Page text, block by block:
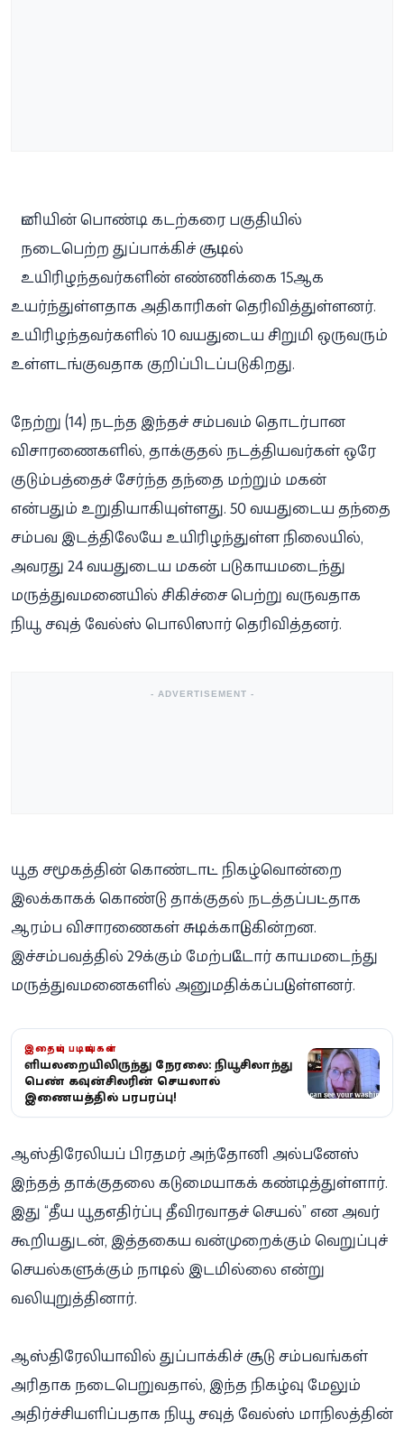
ட்னியின் பொண்டி கடற்கரை பகுதியில்
நடைபெற்ற துப்பாக்கிச் சூட்டில்
உயிரிழந்தவர்களின் எண்ணிக்கை 15ஆக
உயர்ந்துள்ளதாக அதிகாரிகள் தெரிவித்துள்ளனர்.
உயிரிழந்தவர்களில் 10 வயதுடைய சிறுமி ஒருவரும்
உள்ளடங்குவதாக குறிப்பிடப்படுகிறது.
நேற்று (14) நடந்த இந்தச் சம்பவம் தொடர்பான
விசாரணைகளில், தாக்குதல் நடத்தியவர்கள் ஒரே
குடும்பத்தைச் சேர்ந்த தந்தை மற்றும் மகன்
என்பதும் உறுதியாகியுள்ளது. 50 வயதுடைய தந்தை
சம்பவ இடத்திலேயே உயிரிழந்துள்ள நிலையில்,
அவரது 24 வயதுடைய மகன் படுகாயமடைந்து
மருத்துவமனையில் சிகிச்சை பெற்று வருவதாக
நியூ சவுத் வேல்ஸ் பொலிஸார் தெரிவித்தனர்.
- ADVERTISEMENT -
யூத சமூகத்தின் கொண்டாட்ட நிகழ்வொன்றை
இலக்காகக் கொண்டு தாக்குதல் நடத்தப்பட்டதாக
ஆரம்ப விசாரணைகள் சுட்டிக்காட்டுகின்றன.
இச்சம்பவத்தில் 29க்கும் மேற்பட்டோர் காயமடைந்து
மருத்துவமனைகளில் அனுமதிக்கப்பட்டுள்ளனர்.
இதையும் படியுங்கள்
குளியலறையிலிருந்து நேரலை: நியூசிலாந்து
பெண் கவுன்சிலரின் செயலால்
இணையத்தில் பரபரப்பு!
ஆஸ்திரேலியப் பிரதமர் அந்தோனி அல்பனேஸ்
இந்தத் தாக்குதலை கடுமையாகக் கண்டித்துள்ளார்.
இது “தீய யூத-எதிர்ப்பு தீவிரவாதச் செயல்” என அவர்
கூறியதுடன், இத்தகைய வன்முறைக்கும் வெறுப்புச்
செயல்களுக்கும் நாட்டில் இடமில்லை என்று
வலியுறுத்தினார்.
ஆஸ்திரேலியாவில் துப்பாக்கிச் சூடு சம்பவங்கள்
அரிதாக நடைபெறுவதால், இந்த நிகழ்வு மேலும்
அதிர்ச்சியளிப்பதாக நியூ சவுத் வேல்ஸ் மாநிலத்தின்